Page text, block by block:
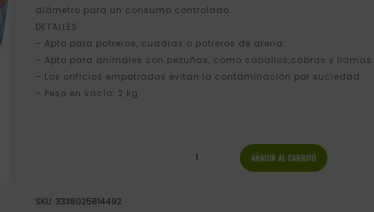
diámetro para un consumo controlado.
DETALLES:
– Apto para potreros, cuadras o potreros de arena.
– Apto para animales con pezuñas, como caballos,cabras y llamas.
– Los orificios empotrados evitan la contaminación por suciedad.
– Peso en vacío: 2 kg.
AÑADIR AL CARRITO
SKU: 3338025814492